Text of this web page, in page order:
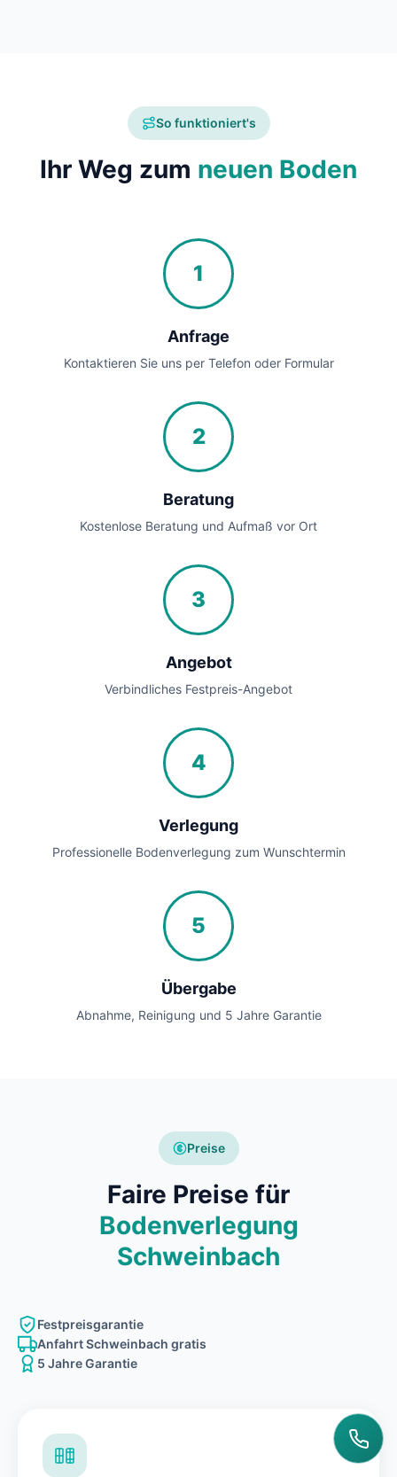
So funktioniert's
Ihr Weg zum neuen Boden
1
Anfrage
Kontaktieren Sie uns per Telefon oder Formular
2
Beratung
Kostenlose Beratung und Aufmaß vor Ort
3
Angebot
Verbindliches Festpreis-Angebot
4
Verlegung
Professionelle Bodenverlegung zum Wunschtermin
5
Übergabe
Abnahme, Reinigung und 5 Jahre Garantie
Preise
Faire Preise für
Bodenverlegung
Schweinbach
Festpreisgarantie
Anfahrt Schweinbach gratis
5 Jahre Garantie